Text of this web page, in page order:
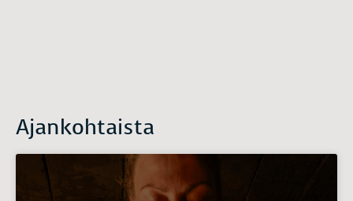
Ajankohtaista